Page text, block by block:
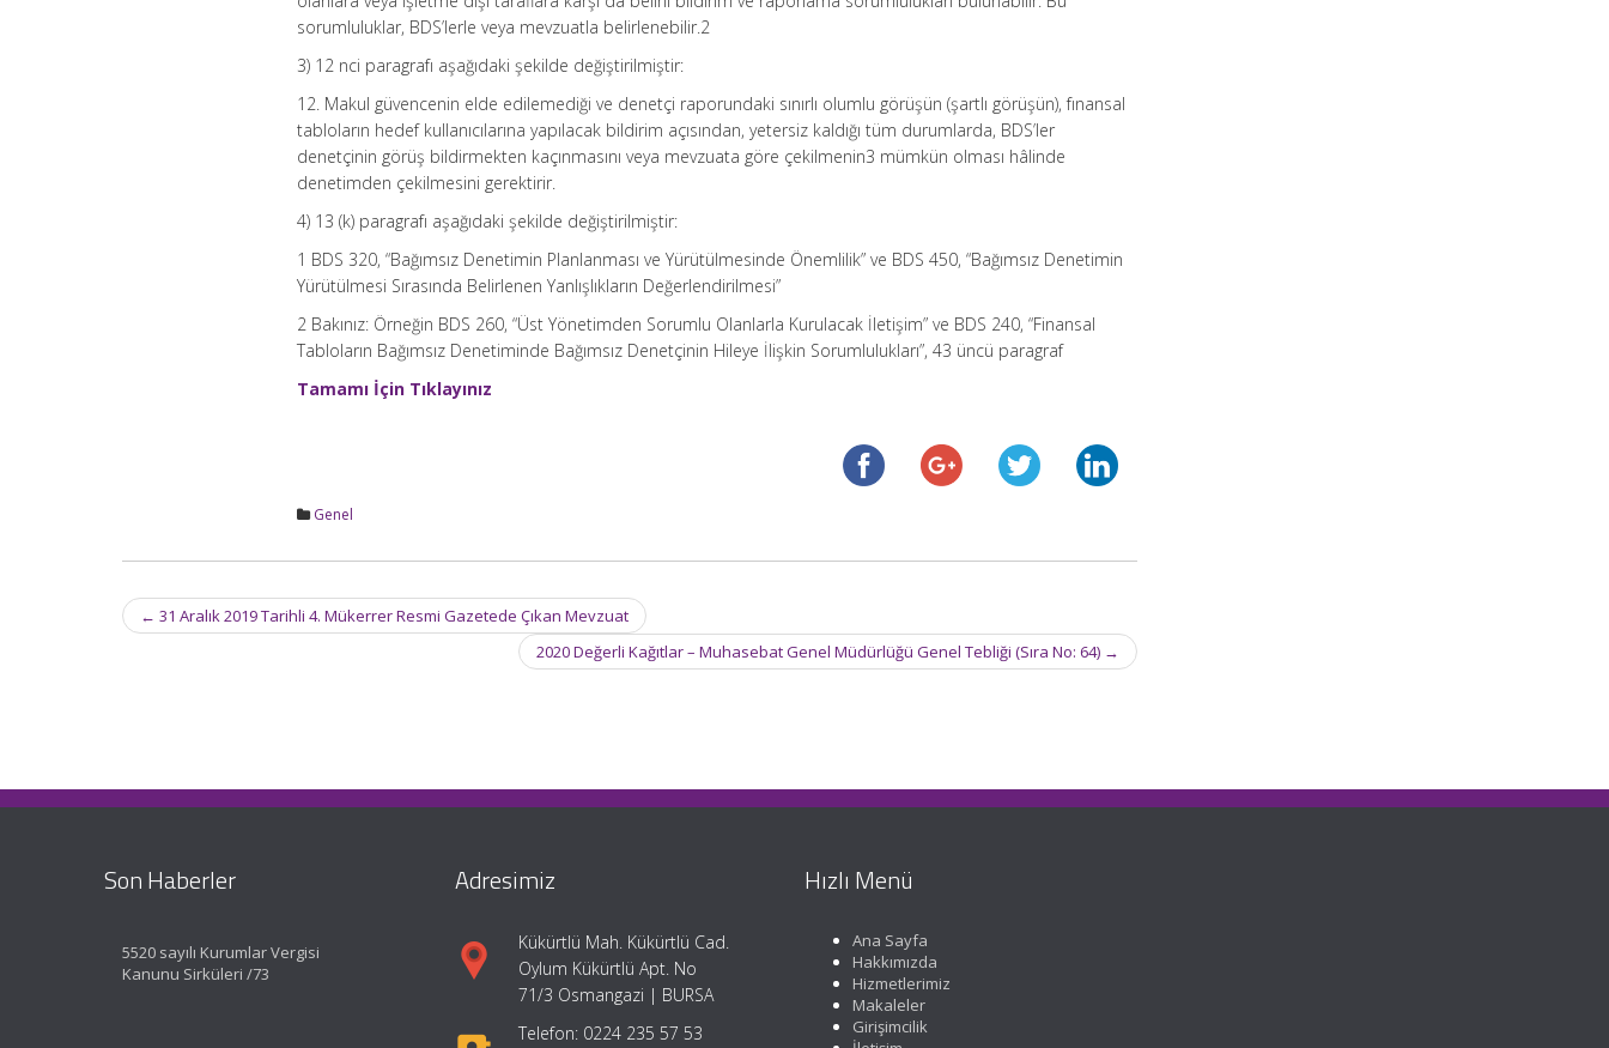
sorumluluklar, BDS’lerle veya mevzuatla belirlenebilir.2
3) 12 nci paragrafı aşağıdaki şekilde değiştirilmiştir:
12. Makul güvencenin elde edilemediği ve denetçi raporundaki sınırlı olumlu görüşün (şartlı görüşün), fınansal
tabloların hedef kullanıcılarına yapılacak bildirim açısından, yetersiz kaldığı tüm durumlarda, BDS’ler
denetçinin görüş bildirmekten kaçınmasını veya mevzuata göre çekilmenin3 mümkün olması hâlinde
denetimden çekilmesini gerektirir.
4) 13 (k) paragrafı aşağıdaki şekilde değiştirilmiştir:
1 BDS 320, “Bağımsız Denetimin Planlanması ve Yürütülmesinde Önemlilik” ve BDS 450, “Bağımsız Denetimin
Yürütülmesi Sırasında Belirlenen Yanlışlıkların Değerlendirilmesi”
2 Bakınız: Örneğin BDS 260, “Üst Yönetimden Sorumlu Olanlarla Kurulacak İletişim” ve BDS 240, “Finansal
Tabloların Bağımsız Denetiminde Bağımsız Denetçinin Hileye İlişkin Sorumlulukları”, 43 üncü paragraf
Tamamı İçin Tıklayınız
Genel
Post
navigation
← 31 Aralık 2019 Tarihli 4. Mükerrer Resmi Gazetede Çıkan Mevzuat
2020 Değerli Kağıtlar – Muhasebat Genel Müdürlüğü Genel Tebliği (Sıra No: 64) →
Son Haberler
5520 sayılı Kurumlar Vergisi
Kanunu Sirküleri /73
Adresimiz
Kükürtlü Mah. Kükürtlü Cad.
Oylum Kükürtlü Apt. No
71/3 Osmangazi | BURSA
Telefon: 0224 235 57 53
Hızlı Menü
Ana Sayfa
Hakkımızda
Hizmetlerimiz
Makaleler
Girişimcilik